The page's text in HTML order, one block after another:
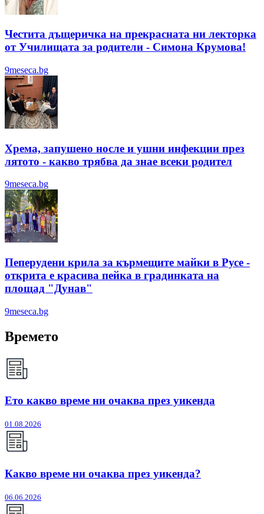
Честита дъщеричка на прекрасната ни лекторка
от Училищата за родители - Симона Крумова!
9meseca.bg
Хрема, запушено носле и ушни инфекции през
лятотo - какво трябва да знае всеки родител
9meseca.bg
Пеперудени крила за кърмещите майки в Русе -
открита е красива пейка в градинката на
площад "Дунав"
9meseca.bg
Времето
Ето какво време ни очаква през уикенда
01.08.2026
Какво време ни очаква през уикенда?
06.06.2026